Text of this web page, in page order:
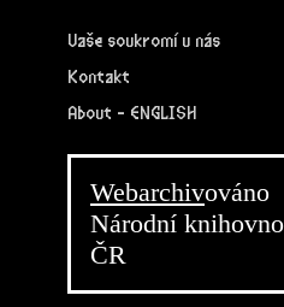
Vaše soukromí u nás
Kontakt
About - ENGLISH
Webarchivováno
Národní
ČR